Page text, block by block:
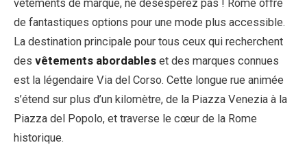
vêtements de marque, ne désespérez pas ! Rome offre
de fantastiques options pour une mode plus accessible.
La destination principale pour tous ceux qui recherchent
des vêtements abordables et des marques connues
est la légendaire Via del Corso. Cette longue rue animée
s’étend sur plus d’un kilomètre, de la Piazza Venezia à la
Piazza del Popolo, et traverse le cœur de la Rome
historique.